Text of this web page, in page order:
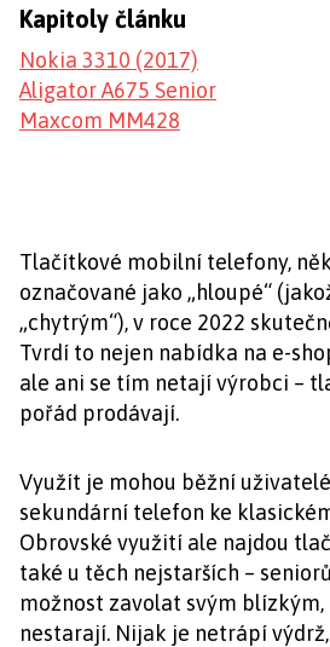
Kapitoly článku
Nokia 3310 (2017)
Aligator A675 Senior
Maxcom MM428
Tlačítkové mobilní telefony,
označované jako „hloupé“
„chytrým“), v roce 2022
Tvrdí to nejen nabídka na e-
ale ani se tím netají výrobci –
pořád prodávají.
Využít je mohou běžní
sekundární telefon ke
Obrovské využití ale najdou
také u těch nejstarších –
možnost zavolat svým blízkým,
nestarají. Nijak je netrápí